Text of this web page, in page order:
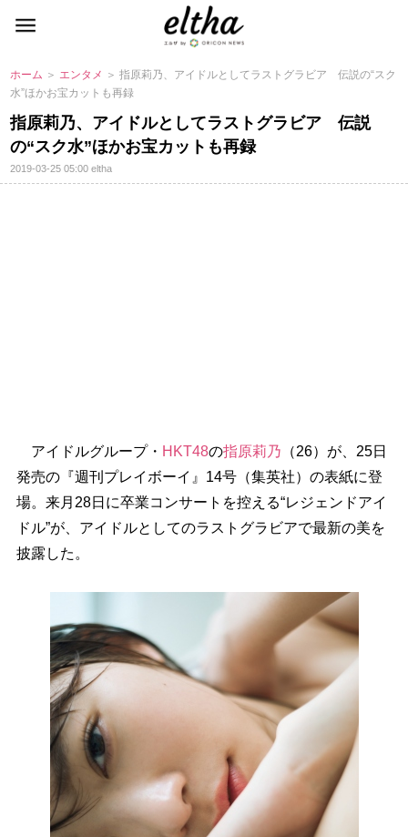
ホーム ＞ エンタメ ＞ 指原莉乃、アイドルとしてラストグラビア 伝説の“スク
水”ほかお宝カットも再録
指原莉乃、アイドルとしてラストグラビア 伝説
の“スク水”ほかお宝カットも再録
2019-03-25 05:00eltha
アイドルグループ・ HKT48の指原莉乃 （26）が、25日
発売の『週刊プレイボーイ』14号（集英社）の表紙に登
場。来月28日に卒業コンサートを控える“レジェンドアイ
ドル”が、アイドルとしてのラストグラビアで最新の美を
披露した。